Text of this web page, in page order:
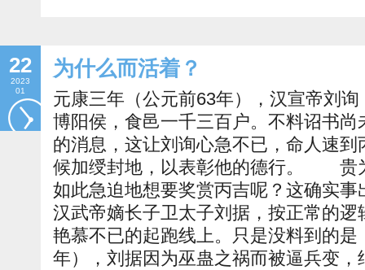
22
2023
01
为什么而活着？
元康三年（公元前63年），汉宣帝刘
博阳侯，食邑一千三百户。不料诏书
的消息，这让刘询心急不已，命人速
候加绶封地，以表彰他的德行。 贵
如此急迫地想要奖赏丙吉呢？这确
汉武帝嫡长子卫太子刘据，按正常的
艳慕不已的起跑线上。只是没料到的
年），刘据因为巫蛊之祸而被逼兵变